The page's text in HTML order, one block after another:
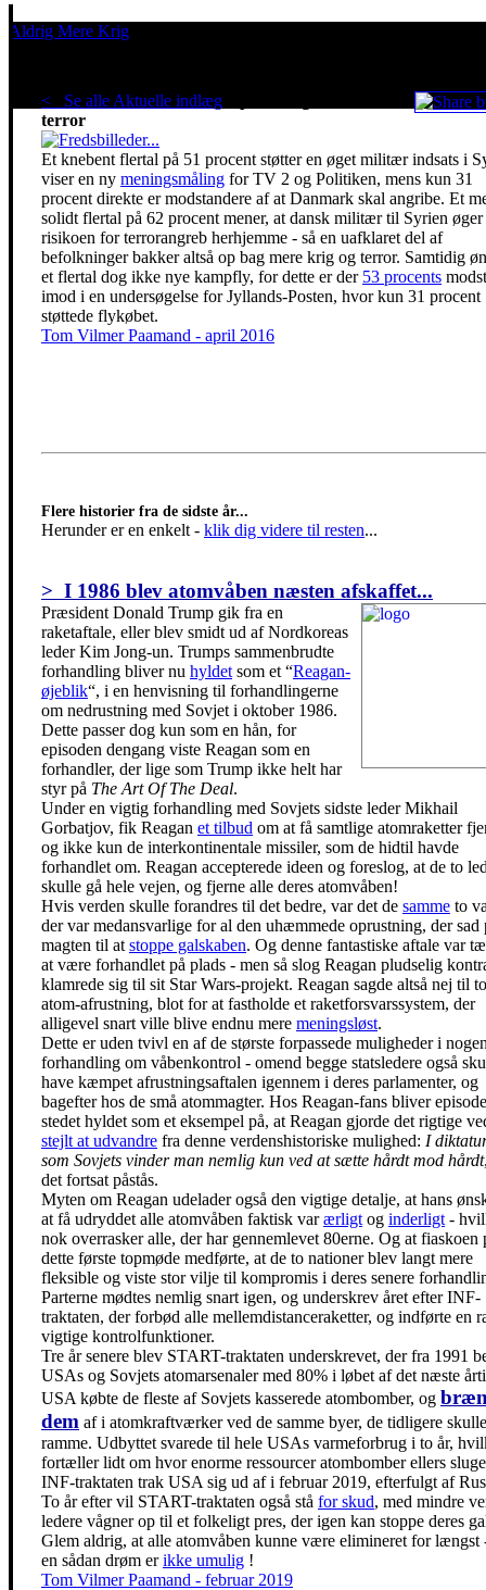
Aldrig Mere Krig
< Se alle Aktuelle indlæg
terror
Et knebent flertal på 51 procent støtter en øget militær indsats i
viser en ny meningsmåling for TV 2 og Politiken, mens kun 31
procent direkte er modstandere af at Danmark skal angribe. Et
solidt flertal på 62 procent mener, at dansk militær til Syrien øger
risikoen for terrorangreb herhjemme - så en uafklaret del af
befolkninger bakker altså op bag mere krig og terror. Samtidig
et flertal dog ikke nye kampfly, for dette er der 53 procents
imod i en undersøgelse for Jyllands-Posten, hvor kun 31 procent
støttede flykøbet.
Tom Vilmer Paamand - april 2016
Flere historier fra de sidste år...
Herunder er en enkelt - klik dig videre til resten...
> I 1986 blev atomvåben næsten afskaffet...
Præsident Donald Trump gik fra en
raketaftale, eller blev smidt ud af Nordkoreas
leder Kim Jong-un. Trumps sammenbrudte
forhandling bliver nu hyldet som et “Reagan-
øjeblik“, i en henvisning til forhandlingerne
om nedrustning med Sovjet i oktober 1986.
Dette passer dog kun som en hån, for
episoden dengang viste Reagan som en
forhandler, der lige som Trump ikke helt har
styr på The Art Of The Deal.
Under en vigtig forhandling med Sovjets sidste leder Mikhail
Gorbatjov, fik Reagan et tilbud om at få samtlige atomraketter
og ikke kun de interkontinentale missiler, som de hidtil havde
forhandlet om. Reagan accepterede ideen og foreslog, at de to
skulle gå hele vejen, og fjerne alle deres atomvåben!
Hvis verden skulle forandres til det bedre, var det de samme to
der var medansvarlige for al den uhæmmede oprustning, der sad
magten til at stoppe galskaben. Og denne fantastiske aftale var
at være forhandlet på plads - men så slog Reagan pludselig
klamrede sig til sit Star Wars-projekt. Reagan sagde altså nej til
atom-afrustning, blot for at fastholde et raketforsvarssystem, der
alligevel snart ville blive endnu mere meningsløst.
Dette er uden tvivl en af de største forpassede muligheder i
forhandling om våbenkontrol - omend begge statsledere også
have kæmpet afrustningsaftalen igennem i deres parlamenter, og
bagefter hos de små atommagter. Hos Reagan-fans bliver
stedet hyldet som et eksempel på, at Reagan gjorde det rigtige
stejlt at udvandre fra denne verdenshistoriske mulighed: I
som Sovjets vinder man nemlig kun ved at sætte hårdt mod hårdt
det fortsat påstås.
Myten om Reagan udelader også den vigtige detalje, at hans
at få udryddet alle atomvåben faktisk varærligt og inderligt -
nok overrasker alle, der har gennemlevet 80erne. Og at fiaskoen
dette første topmøde medførte, at de to nationer blev langt mere
fleksible og viste stor vilje til kompromis i deres senere
Parterne mødtes nemlig snart igen, og underskrev året efter INF-
traktaten, der forbød alle mellemdistanceraketter, og indførte en
vigtige kontrolfunktioner.
Tre år senere blev START-traktaten underskrevet, der fra 1991
USAs og Sovjets atomarsenaler med 80% i løbet af det næste
USA købte de fleste af Sovjets kasserede atombomber, og
dem af i atomkraftværker ved de samme byer, de tidligere skulle
ramme. Udbyttet svarede til hele USAs varmeforbrug i to år,
fortæller lidt om hvor enorme ressourcer atombomber ellers
INF-traktaten trak USA sig ud af i februar 2019, efterfulgt af
To år efter vil START-traktaten også stå for skud, med mindre
ledere vågner op til et folkeligt pres, der igen kan stoppe deres
Glem aldrig, at alle atomvåben kunne være elimineret for længst
en sådan drøm erikke umulig !
Tom Vilmer Paamand - februar 2019